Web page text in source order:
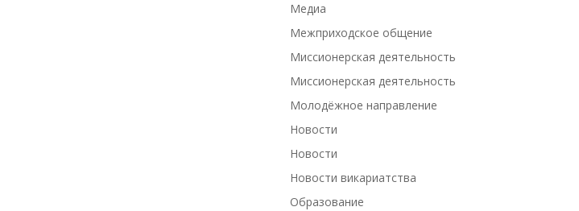
Медиа
Межприходское общение
Миссионерская деятельность
Миссионерская деятельность
Молодёжное направление
Новости
Новости
Новости викариатства
Образование